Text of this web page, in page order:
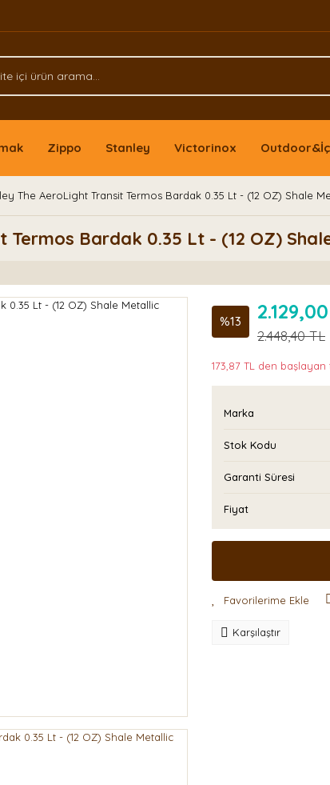
Zippo Stanley Victorinox
The AeroLight Transit Termos Bardak 0.35 Lt - (12 OZ) Shale
Termos Bardak 0.35 Lt - (12 OZ)
%13
2.448,40 TL
173,87 TL den başlayan
Marka
Stok Kodu
Garanti Süresi
Fiyat
Karşılaştır